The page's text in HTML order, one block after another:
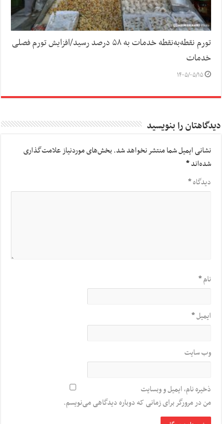
تورم نقطه‌به‌نقطه خدمات به ۵۸ درصد رسید/افزایش تورم فصلی
خدمات
۱۴۰۵/۰۵/۱۵
دیدگاهتان را بنویسید
نشانی ایمیل شما منتشر نخواهد شد.بخش‌های موردنیاز علامت‌گذاری
شده‌اند*
دیدگاه*
نام*
ایمیل*
وب‌ سایت
ذخیره نام، ایمیل و وبسایت
من در مرورگر برای زمانی که دوباره دیدگاهی می‌نویسم.